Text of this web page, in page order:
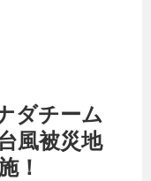
ダチーム
風被災地
！